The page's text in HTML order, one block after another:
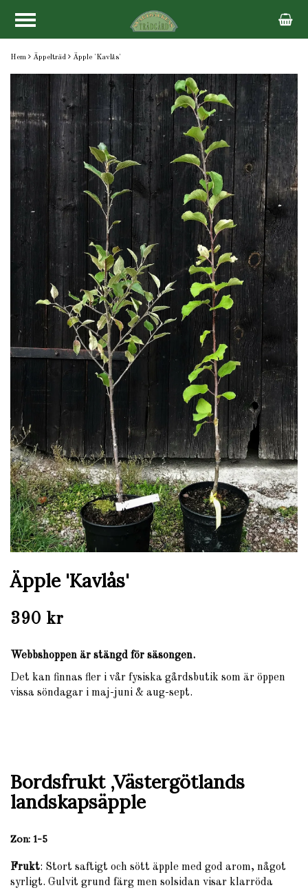
Hem Äppelträd Äpple 'Kavlås'
Äpple 'Kavlås'
390 kr
Webbshoppen är stängd för säsongen.
Det kan finnas fler i vår fysiska gårdsbutik som är öppen
vissa söndagar i maj-juni & aug-sept.
Bordsfrukt,Västergötlands
landskapsäpple
Zon: 1-5
Frukt: Stort saftigt och sött äpple med god arom, något
syrligt. Gulvit grund färg men solsidan visar klarröda